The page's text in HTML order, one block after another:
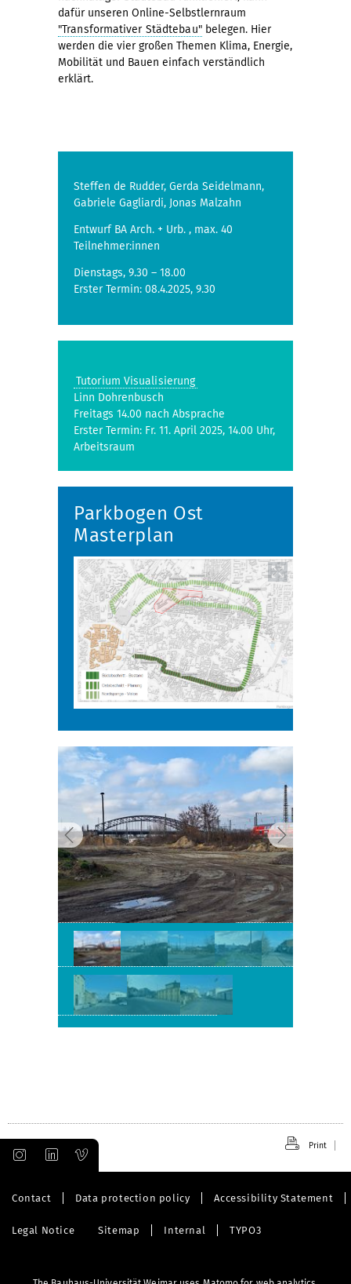
dafür unseren Online-Selbstlernraum
"Transformativer Städtebau"belegen. Hier
werden die vier großen Themen Klima, Energie,
Mobilität und Bauen einfach verständlich
erklärt.
Steffen de Rudder, Gerda Seidelmann,
Gabriele Gagliardi, Jonas Malzahn
Entwurf BA Arch. + Urb. , max. 40
Teilnehmer:innen
Dienstags, 9.30 – 18.00
Erster Termin: 08.4.2025, 9.30
Tutorium Visualisierung
Linn Dohrenbusch
Freitags 14.00 nach Absprache
Erster Termin: Fr. 11. April 2025, 14.00 Uhr,
Arbeitsraum
Parkbogen Ost
Masterplan
Print
Contact Data protection policy Accessibility Statement
Legal Notice Sitemap Internal TYPO3